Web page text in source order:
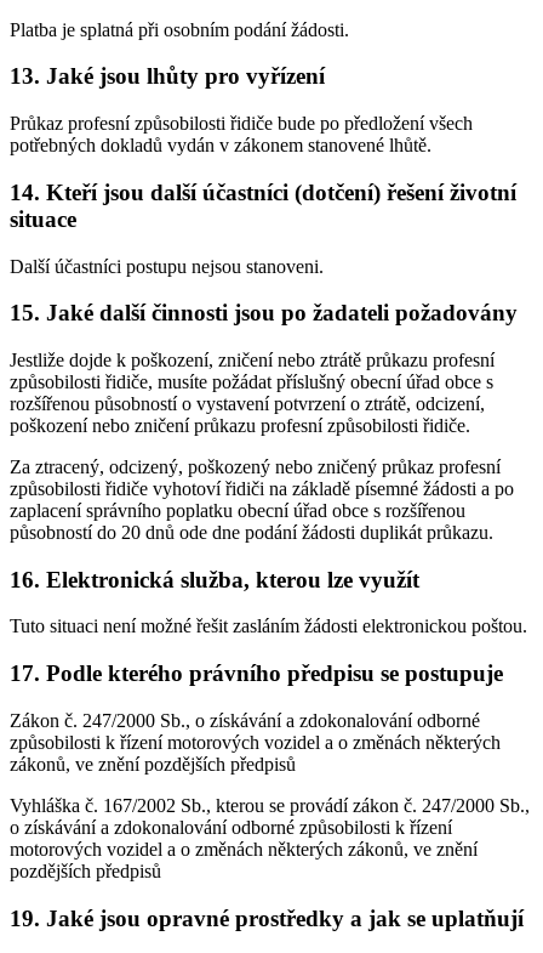
Platba je splatná při osobním podání žádosti.
13. Jaké jsou lhůty pro vyřízení
Průkaz profesní způsobilosti řidiče bude po předložení všech
potřebných dokladů vydán v zákonem stanovené lhůtě.
14. Kteří jsou další účastníci (dotčení) řešení životní
situace
Další účastníci postupu nejsou stanoveni.
15. Jaké další činnosti jsou po žadateli požadovány
Jestliže dojde k poškození, zničení nebo ztrátě průkazu profesní
způsobilosti řidiče, musíte požádat příslušný obecní úřad obce s
rozšířenou působností o vystavení potvrzení o ztrátě, odcizení,
poškození nebo zničení průkazu profesní způsobilosti řidiče.
Za ztracený, odcizený, poškozený nebo zničený průkaz profesní
způsobilosti řidiče vyhotoví řidiči na základě písemné žádosti a po
zaplacení správního poplatku obecní úřad obce s rozšířenou
působností do 20 dnů ode dne podání žádosti duplikát průkazu.
16. Elektronická služba, kterou lze využít
Tuto situaci není možné řešit zasláním žádosti elektronickou poštou.
17. Podle kterého právního předpisu se postupuje
Zákon č. 247/2000 Sb., o získávání a zdokonalování odborné
způsobilosti k řízení motorových vozidel a o změnách některých
zákonů, ve znění pozdějších předpisů
Vyhláška č. 167/2002 Sb., kterou se provádí zákon č. 247/2000 Sb.,
o získávání a zdokonalování odborné způsobilosti k řízení
motorových vozidel a o změnách některých zákonů, ve znění
pozdějších předpisů
19. Jaké jsou opravné prostředky a jak se uplatňují